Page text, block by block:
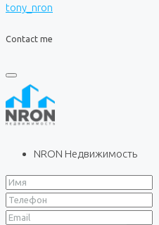
tony_nron
Contact me
NRON Недвижимость